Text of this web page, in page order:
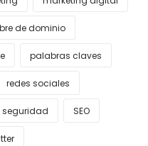
de dominio
palabras claves
redes sociales
seguridad SEO